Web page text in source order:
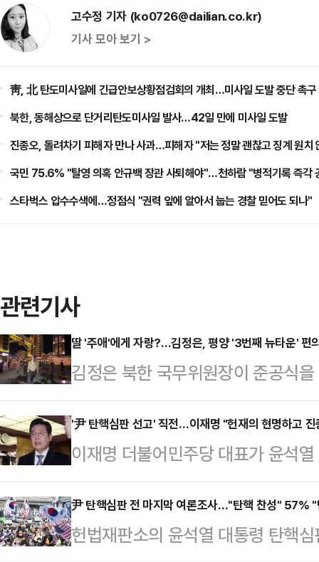
고수정 기자 (ko0726@dailian.co.kr)
기사 모아 보기 >
靑, 北 탄도미사일에 긴급안보상황점검회의 개최…미사일 도발 중단 촉구
북한, 동해상으로 단거리탄도미사일 발사…42일 만에 미사일 도발
진종오, 돌려차기 피해자 만나 사과…피해자 "저는 정말 괜찮고 징계 원치
국민 75.6% "탈영 의혹 안규백 장관 사퇴해야"…천하람 "병적기록 즉각
스타벅스 압수수색에…정점식 "권력 앞에 알아서 눕는 경찰 믿어도 되나"
관련기사
딸 '주애'에게 자랑?…김정은, 평양 '3번째 뉴타운' 편
김정은 북한 국무위원장이 준공식
건설 현장을 시찰하고 '인민 물질
장은 3일 화성지구 3단계 구역에
(경과)을 현지에서 지도했다고 조
구획에는 김 위원장의 지시에 따라
기술 및 오락봉사 시설을 비롯한 각
과 발전상을 더해주고 있다"고 통
'尹 탄핵심판 선고' 직전…이재명 "헌재의 현명하고
이재명 더불어민주당 대표가 윤석
"위중한 국면이고 국민과 함께 헌
보겠다"고 밝혔다.이재명 대표는 4
헌법재판관들에게 마지막으로 하
尹 탄핵심판 전 마지막 여론조사…"탄핵 찬성" 57%
헌법재판소의 윤석열 대통령 탄핵